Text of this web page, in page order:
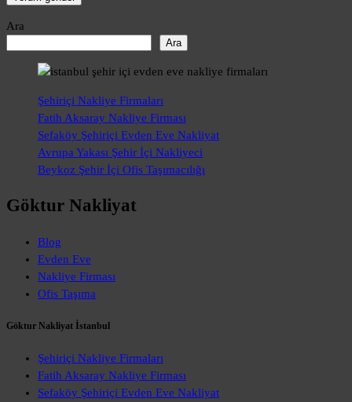
Ara
Ara
Şehiriçi Nakliye Firmaları
Fatih Aksaray Nakliye Firması
Sefaköy Şehiriçi Evden Eve Nakliyat
Avrupa Yakası Şehir İçi Nakliyeci
Beykoz Şehir İçi Ofis Taşımacılığı
Göktur Nakliyat
Blog
Evden Eve
Nakliye Firması
Ofis Taşıma
Göktur Nakliyat İstanbul
Şehiriçi Nakliye Firmaları
Fatih Aksaray Nakliye Firması
Sefaköy Şehiriçi Evden Eve Nakliyat